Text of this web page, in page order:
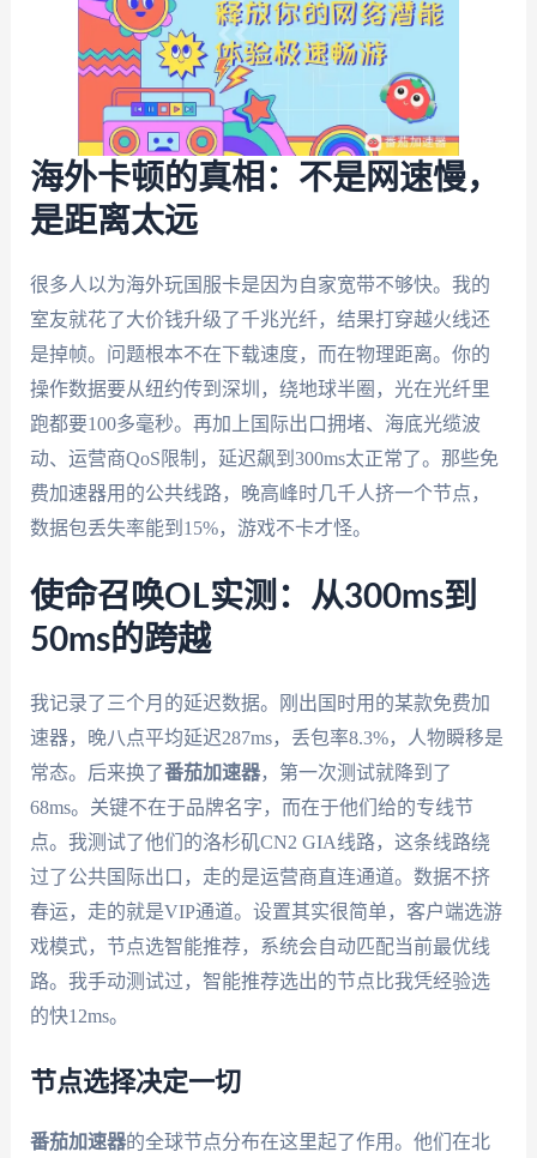
海外卡顿的真相：不是网速慢，
是距离太远
很多人以为海外玩国服卡是因为自家宽带不够快。我的
室友就花了大价钱升级了千兆光纤，结果打穿越火线还
是掉帧。问题根本不在下载速度，而在物理距离。你的
操作数据要从纽约传到深圳，绕地球半圈，光在光纤里
跑都要100多毫秒。再加上国际出口拥堵、海底光缆波
动、运营商QoS限制，延迟飙到300ms太正常了。那些免
费加速器用的公共线路，晚高峰时几千人挤一个节点，
数据包丢失率能到15%，游戏不卡才怪。
使命召唤OL实测：从300ms到
50ms的跨越
我记录了三个月的延迟数据。刚出国时用的某款免费加
速器，晚八点平均延迟287ms，丢包率8.3%，人物瞬移是
常态。后来换了番茄加速器，第一次测试就降到了
68ms。关键不在于品牌名字，而在于他们给的专线节
点。我测试了他们的洛杉矶CN2 GIA线路，这条线路绕
过了公共国际出口，走的是运营商直连通道。数据不挤
春运，走的就是VIP通道。设置其实很简单，客户端选游
戏模式，节点选智能推荐，系统会自动匹配当前最优线
路。我手动测试过，智能推荐选出的节点比我凭经验选
的快12ms。
节点选择决定一切
番茄加速器的全球节点分布在这里起了作用。他们在北